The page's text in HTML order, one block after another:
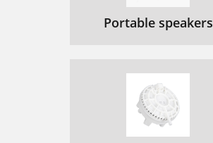
Portable speakers